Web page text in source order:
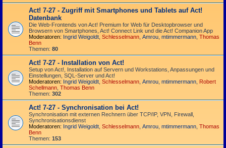
Act! 7-27 - Zugriff mit Smart­phones und Tablets auf Act!
Datenbank
Die Web-Frontends von Act! Premium for Web für Desktop­browser und
Browsern von Smart­phones, Act! Connect Link und die Act! Companion App
Moderatoren: Ingrid Weigoldt Schlesselmann Amrou mtimmermann Thomas
Benn
Themen: 80
Act! 7-27 - Installation von Act!
Setup von Act!, Installation auf Servern und Workstations, Anpassungen und
Einstellungen, SQL-Server und Act!
Moderatoren: Ingrid Weigoldt Schlesselmann Amrou mtimmermann Robert
Schellmann Thomas Benn
Themen: 302
Act! 7-27 - Synchronisation bei Act!
Synchro­nisation mit externen Rechnern über TCP/IP, VPN, Firewall,
Synchroni­sations­dienst
Moderatoren: Ingrid Weigoldt Schlesselmann Amrou mtimmermann Thomas
Benn
Themen: 153